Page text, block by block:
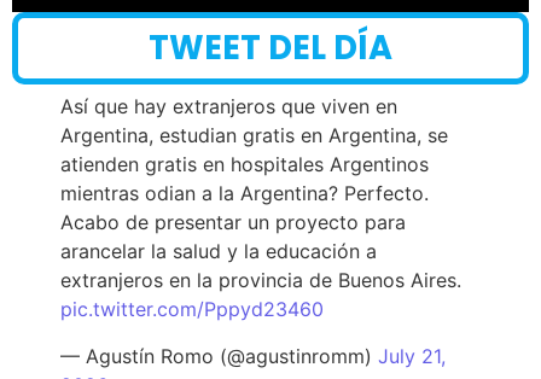
TWEET DEL DÍA
Así que hay extranjeros que viven en
Argentina, estudian gratis en Argentina, se
atienden gratis en hospitales Argentinos
mientras odian a la Argentina? Perfecto.
Acabo de presentar un proyecto para
arancelar la salud y la educación a
extranjeros en la provincia de Buenos Aires.
pic.twitter.com/Pppyd23460
— Agustín Romo (@agustinromm) July 21,